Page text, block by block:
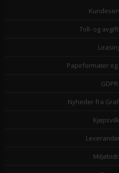
Toll- og
Papirformater og
GDPR
Nyheder fra